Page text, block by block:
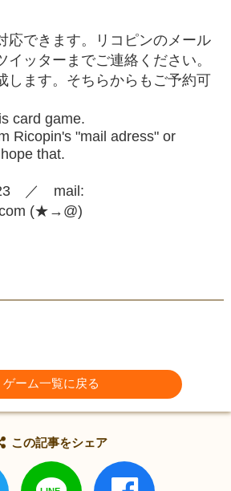
応できます。リコピンのメール
イッターまでご連絡ください。
します。そちらからもご予約可
card game.
Ricopin's "mail adress" or
that.
／ mail:
(★→@)
ゲーム一覧に戻る
この記事をシェア